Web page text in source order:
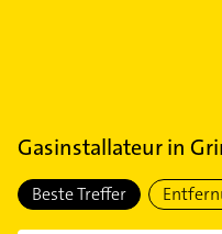
Gasinstallateurin
Beste Treffer